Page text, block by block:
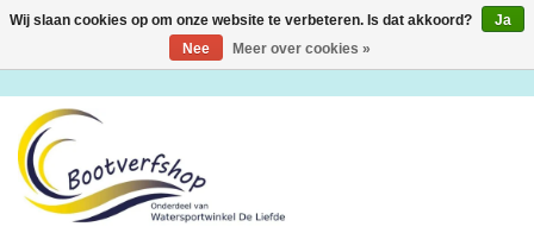
Toggle
Wij slaan cookies op om onze website te verbeteren. Is dat akkoord?
Ja
Nee
Meer over cookies »